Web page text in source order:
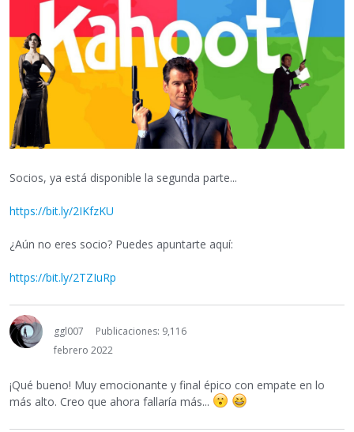
Socios, ya está disponible la segunda parte...
https://bit.ly/2IKfzKU
¿Aún no eres socio? Puedes apuntarte aquí:
https://bit.ly/2TZIuRp
ggl007
Publicaciones: 9,116
febrero 2022
¡Qué bueno! Muy emocionante y final épico con empate en lo
más alto. Creo que ahora fallaría más...